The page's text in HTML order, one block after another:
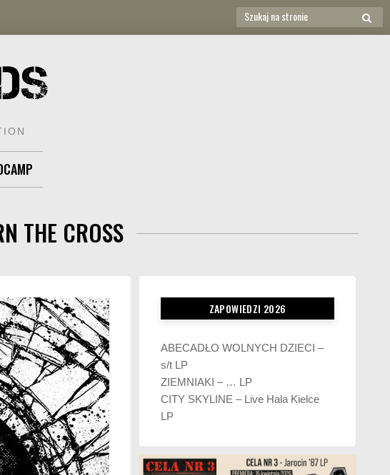
Search
for:
THE CROSS
ZAPOWIEDZI 2026
ABECADŁO WOLNYCH DZIECI –
s/t LP
ZIEMNIAKI – … LP
CITY SKYLINE – Live Hala Kielce
LP